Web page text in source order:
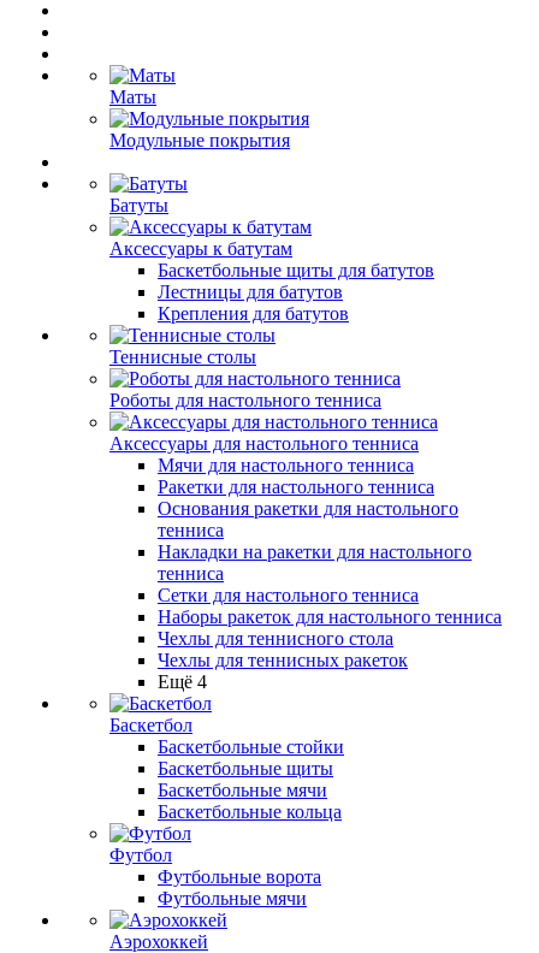
Маты
Модульные покрытия
Батуты
Аксессуары к батутам
Баскетбольные щиты для батутов
Лестницы для батутов
Крепления для батутов
Теннисные столы
Роботы для настольного тенниса
Аксессуары для настольного тенниса
Мячи для настольного тенниса
Ракетки для настольного тенниса
Основания ракетки для настольного
тенниса
Накладки на ракетки для настольного
тенниса
Сетки для настольного тенниса
Наборы ракеток для настольного тенниса
Чехлы для теннисного стола
Чехлы для теннисных ракеток
Ещё 4
Баскетбол
Баскетбольные стойки
Баскетбольные щиты
Баскетбольные мячи
Баскетбольные кольца
Футбол
Футбольные ворота
Футбольные мячи
Аэрохоккей